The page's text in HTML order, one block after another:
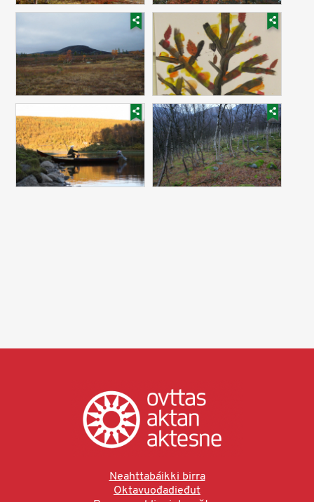
Neahttabáikki birra
Oktavuođadieđut